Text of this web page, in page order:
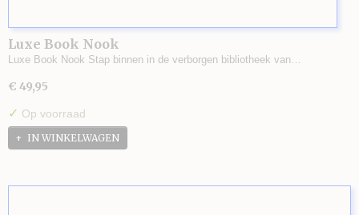
Luxe Book Nook
Luxe Book Nook Stap binnen in de verborgen bibliotheek van…
€ 49,95
✓ Op voorraad
IN WINKELWAGEN